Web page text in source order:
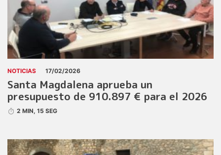
NOTICIAS 17/02/2026
Santa Magdalena aprueba un
presupuesto de 910.897 € para el 2026
2 MIN, 15 SEG